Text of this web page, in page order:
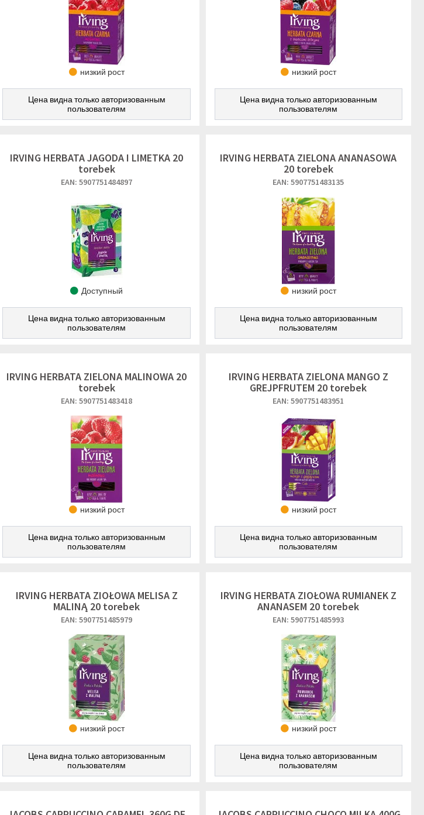
низкий рост
Цена видна только авторизованным
пользователям
низкий рост
Цена видна только авторизованным
пользователям
IRVING HERBATA JAGODA I LIMETKA 20
torebek
EAN: 5907751484897
Доступный
Цена видна только авторизованным
пользователям
IRVING HERBATA ZIELONA ANANASOWA
20 torebek
EAN: 5907751483135
низкий рост
Цена видна только авторизованным
пользователям
IRVING HERBATA ZIELONA MALINOWA 20
torebek
EAN: 5907751483418
низкий рост
Цена видна только авторизованным
пользователям
IRVING HERBATA ZIELONA MANGO Z
GREJPFRUTEM 20 torebek
EAN: 5907751483951
низкий рост
Цена видна только авторизованным
пользователям
IRVING HERBATA ZIOŁOWA MELISA Z
MALINĄ 20 torebek
EAN: 5907751485979
низкий рост
Цена видна только авторизованным
пользователям
IRVING HERBATA ZIOŁOWA RUMIANEK Z
ANANASEM 20 torebek
EAN: 5907751485993
низкий рост
Цена видна только авторизованным
пользователям